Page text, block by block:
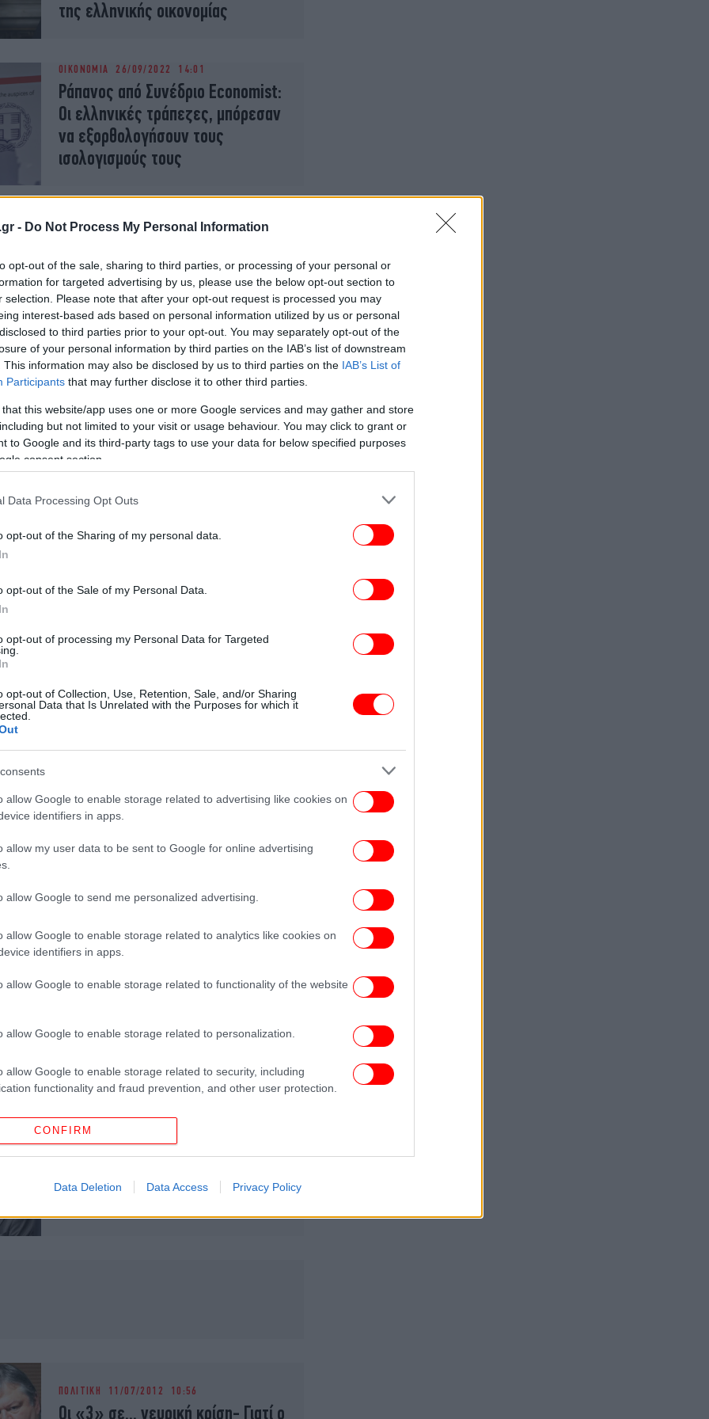
- Do Not Process My Personal Information
opt-out of the sale, sharing to third parties, or processing of your personal or
for targeted advertising by us, please use the below opt-out section to
selection. Please note that after your opt-out request is processed you may
interest-based ads based on personal information utilized by us or personal
to third parties prior to your opt-out. You may separately opt-out of the
of your personal information by third parties on the IAB’s list of downstream
This information may also be disclosed by us to third parties on the IAB’s List of
Participants that may further disclose it to other third parties.
that this website/app uses one or more Google services and may gather and store
but not limited to your visit or usage behaviour. You may click to grant or
to Google and its third-party tags to use your data for below specified purposes
consent section.
Data Processing Opt Outs
opt-out of the Sharing of my personal data.
opt-out of the Sale of my Personal Data.
opt-out of processing my Personal Data for Targeted
opt-out of Collection, Use, Retention, Sale, and/or Sharing
Data that Is Unrelated with the Purposes for which it
allow Google to enable storage related to advertising like cookies on
identifiers in apps.
allow my user data to be sent to Google for online advertising
allow Google to send me personalized advertising.
allow Google to enable storage related to analytics like cookies on
identifiers in apps.
allow Google to enable storage related to functionality of the website
allow Google to enable storage related to personalization.
allow Google to enable storage related to security, including
functionality and fraud prevention, and other user protection.
CONFIRM
Data Deletion Data Access Privacy Policy
της ελληνικής οικονομίας
ΟΙΚΟΝΟΜΙΑ 26/09/2022 14:01
Ράπανος από Συνέδριο Economist:
Οι ελληνικές τράπεζες, μπόρεσαν
να εξορθολογήσουν τους
ισολογισμούς τους
29/05/2014 13:49
Αποχωρεί ο Γιάννης Κωστόπουλος
από την προεδρία της Alpha Bank
-Στη θέση του ο Βασίλης Ράπανος
ΠΟΛΙΤΙΚΗ 31/08/2013 15:24
Προσκλητήρια και ζυμώσεις από
ΠΑΣΟΚ και ΔΗΜΑΡ για την
ανασυγκρότηση της
Κεντροαριστεράς
STORIES 29/08/2013 15:13
Ο Βενιζέλος τους μαζεύει όλους
πολλοί στην εκδήλωση της 3ης
Ο Κουβέλης προσέγγισε 6 πρώην
δημιουργία της νέας
ΠΟΛΙΤΙΚΗ 02/01/2013 10:50
στις 14 Ιανουαρίου – Τι θα πει
Συγκροτείται επιτροπή σοφών για
ΟΙΚΟΝΟΜΙΑ 16/12/2012 16:19
Σόιμπλε σε Στουρνάρα: Yannis
κάνε κάτι με τη φοροδιαφυγή
ΠΟΛΙΤΙΚΗ 11/07/2012 10:56
Οι «3» σε... νευρική κρίση- Γιατί ο